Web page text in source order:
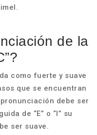
de la
como fuerte y suave
que se encuentran
pronunciación debe ser
de “E” o “I” su
ser suave.